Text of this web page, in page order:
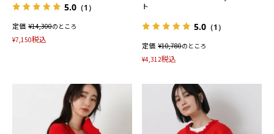
5.0 （1）
定価 ¥14,300のところ
¥7,150税込
ト
5.0 （1）
定価 ¥10,780のところ
¥4,312税込